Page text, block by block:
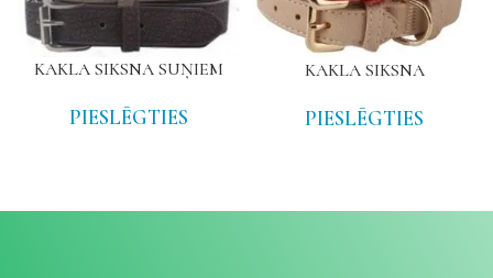
KAKLA SIKSNA SUŅIEM
PIESLĒGTIES
KAKLA SIKSNA
PIESLĒGTIES